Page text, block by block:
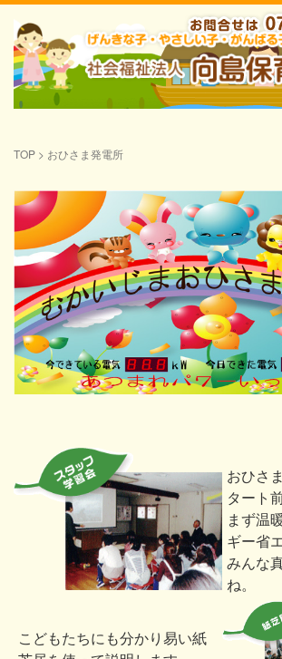
TOP > おひさま発電所
おひさ
タート
まず温
ギー省
みんな
ね。
こどもたちにも分かり易い紙